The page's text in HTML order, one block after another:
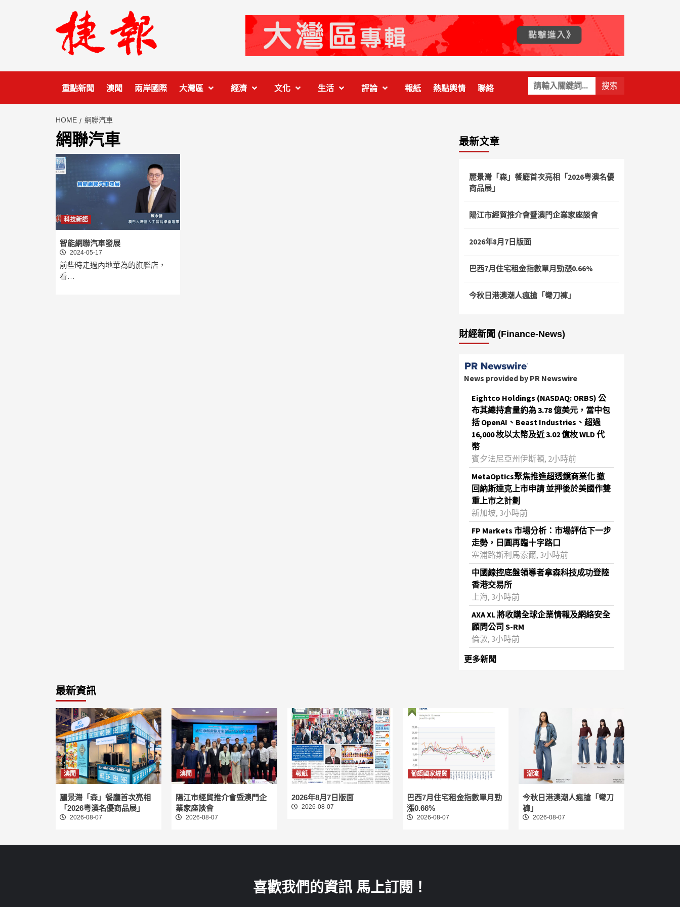
關
鍵
字:
重點新聞 澳聞 兩岸國際 大灣區 經濟 文化 生活 評論 報紙 熱點輿情 聯絡
HOME 網聯汽車
網聯汽車
科技新語
智能網聯汽車發展
2024-05-17
前些時走過內地華為的旗艦店，
看…
最新文章
麗景灣「森」餐廳首次亮相「2026粵澳名優
商品展」
陽江市經貿推介會暨澳門企業家座談會
2026年8月7日版面
巴西7月住宅租金指數單月勁漲0.66%
今秋日港澳潮人瘋搶「彎刀褲」
財經新聞 (Finance-News)
News provided by PR Newswire
Eightco Holdings (NASDAQ: ORBS) 公
布其總持倉量約為 3.78 億美元，當中包
括 OpenAI、Beast Industries、超過
16,000 枚以太幣及近 3.02 億枚 WLD 代
幣
賓夕法尼亞州伊斯頓, 2小時前
MetaOptics聚焦推進超透鏡商業化 撤
回納斯達克上市申請 並押後於美國作雙
重上市之計劃
新加坡, 3小時前
FP Markets 市場分析：市場評估下一步
走勢，日圓再臨十字路口
塞浦路斯利馬索爾, 3小時前
中國線控底盤領導者拿森科技成功登陸
香港交易所
上海, 3小時前
AXA XL 將收購全球企業情報及網絡安全
顧問公司 S-RM
倫敦, 3小時前
更多新聞
最新資訊
澳聞
麗景灣「森」餐廳首次亮相
「2026粵澳名優商品展」
2026-08-07
澳聞
陽江市經貿推介會暨澳門企
業家座談會
2026-08-07
報紙
2026年8月7日版面
2026-08-07
葡語國家經貿
巴西7月住宅租金指數單月勁
漲0.66%
2026-08-07
潮流
今秋日港澳潮人瘋搶「彎刀
褲」
2026-08-07
喜歡我們的資訊 馬上訂閱！